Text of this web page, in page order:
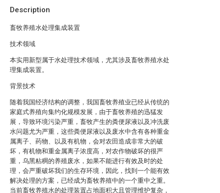
Description
畜牧养殖水处理集成装置
技术领域
本实用新型属于水处理技术领域，尤其涉及畜牧养殖水处
理集成装置。
背景技术
随着我国经济结构的调整，我国畜牧养殖业已经从传统的
家庭式养殖向集约化规模发展，由于畜牧养殖的迅猛发
展，导致环境污染严重，畜牧产生的粪便尿液以及冲洗废
水问题尤为严重，这些粪便尿液以及废水中含有各种重金
属离子、药物、以及有机物，会对农田造成非常大的破
坏，有机物和重金属离子浓度高，对农作物破坏的很严
重，乌黑粘稠的养殖废水，如果不能进行有效及时的处
理，会严重破坏我们的生存环境，因此，找到一个能有效
解决处理的方案，已经成为畜牧养殖中的一个重中之重。
当前畜牧养殖水的处理装置占地面积大且管理维护复杂，